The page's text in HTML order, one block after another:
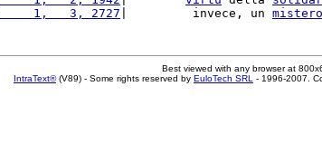
1,   3, 2727
|         invece, un mistero
Best viewed with any browser at
IntraText®(V89) - Some rights reserved by EuloTech SRL - 1996-2007.